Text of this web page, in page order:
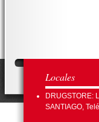
Locales
DRUGSTORE:
SANTIAGO,